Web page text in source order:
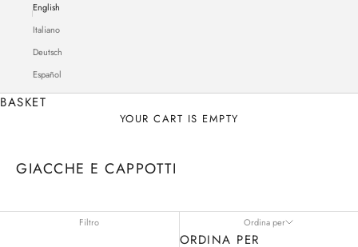
English
Italiano
Deutsch
Español
BASKET
YOUR CART IS EMPTY
GIACCHE E CAPPOTTI
Filtro Ordina per
ORDINA PER